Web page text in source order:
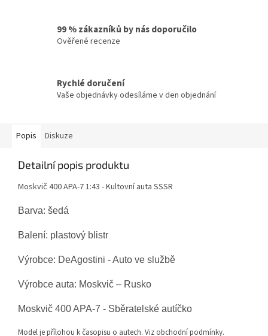
99 % zákazníků by nás doporučilo
Ověřené recenze
Rychlé doručení
Vaše objednávky odesíláme v den objednání
Popis Diskuze
Detailní popis produktu
Moskvič 400 APA-7 1:43 - Kultovní auta SSSR
Barva: šedá
Balení: plastový blistr
Výrobce: DeAgostini - Auto ve službě
Výrobce auta: Moskvič – Rusko
Moskvič 400 APA-7 - Sběratelské autíčko
Model je přílohou k časopisu o autech. Viz obchodní podmínky.